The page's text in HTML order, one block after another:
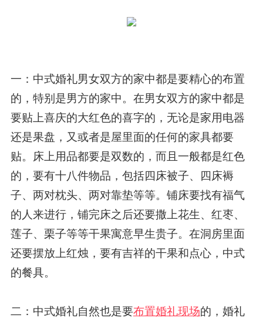
一：中式婚礼男女双方的家中都是要精心的布置
的，特别是男方的家中。在男女双方的家中都是
要贴上喜庆的大红色的喜字的，无论是家用电器
还是果盘，又或者是屋里面的任何的家具都要
贴。床上用品都要是双数的，而且一般都是红色
的，要有十八件物品，包括四床被子、四床褥
子、两对枕头、两对靠垫等等。铺床要找有福气
的人来进行，铺完床之后还要撒上花生、红枣、
莲子、栗子等等干果寓意早生贵子。在洞房里面
还要摆放上红烛，要有吉祥的干果和点心，中式
的餐具。
二：中式婚礼自然也是要布置婚礼现场的，婚礼